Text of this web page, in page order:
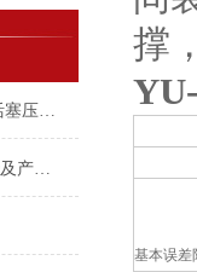
上海自动化仪表四厂YU60活塞压力计的操作方法和操作步骤
wzpk铠装铂电阻的核心优势及产品特点
撑
基本误差